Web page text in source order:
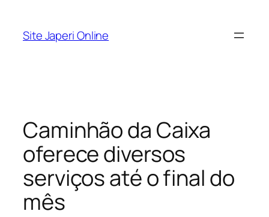
Site Japeri Online
Caminhão da Caixa
oferece diversos
serviços até o final do
mês